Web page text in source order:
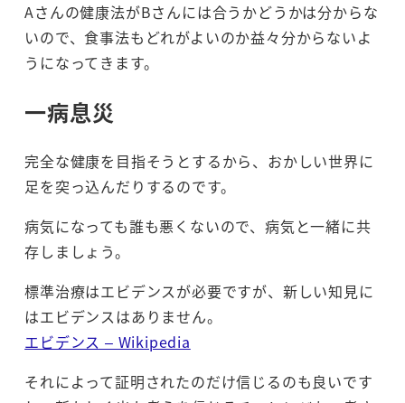
Aさんの健康法がBさんには合うかどうかは分からな
いので、食事法もどれがよいのか益々分からないよ
うになってきます。
一病息災
完全な健康を目指そうとするから、おかしい世界に
足を突っ込んだりするのです。
病気になっても誰も悪くないので、病気と一緒に共
存しましょう。
標準治療はエビデンスが必要ですが、新しい知見に
はエビデンスはありません。
エビデンス – Wikipedia
それによって証明されたのだけ信じるのも良いです